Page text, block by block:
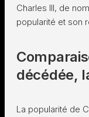
Charles III, de
popularité et son
décédée,
La popularité de